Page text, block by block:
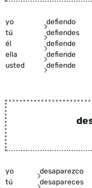
yo defiendo
tú
defiendes
él
defiende
ella
defiende
usted
defiende
yo desaparezco
tú
desapareces